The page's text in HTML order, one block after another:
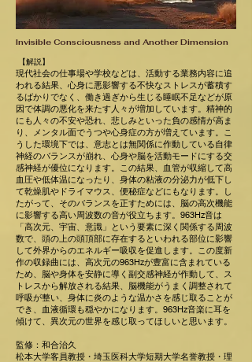
Invisible Consciousness and Another Dimension
【解説】
現代社会の仕事場や学校などは、活動する業務内容に追
われる結果、心身に悪影響する不快なストレスが蓄積す
るばかりでなく、働き過ぎから生じる睡眠不足などが原
因で体調の悪化を来たす人々が増加しています。精神的
にも人々の不安や恐れ、悲しみといった負の感情が高ま
り、メンタル面でうつや心身症の方が増えています。こ
うした環境下では、意志とは無関係に作動している自律
神経のバランスが崩れ、心身や脳を活動モードにする交
感神経が優位になります。この結果、血管が収縮して高
血圧や低体温になったり、身体の粘液の分泌力が低下し
て乾燥肌やドライマウス、便秘症などにもなります。し
たがって、そのバランスを正すためには、脳の高次機能
に影響する高い周波数の音が役立ちます。963Hz音は
「高次元、宇宙、意識」という要素に深く関係する周波
数で、頭の上の頭頂部に存在するといわれる部位に影響
して外界からのエネルギー吸収を促進します。この度新
作の収録曲には、高次元の963Hzが豊富に含まれている
ため、脳や身体を安静に導く副交感神経が作動して、ス
トレスから解放される結果、脳機能がうまく調整されて
呼吸が整い、身体に炎のような温かさを感じ取ることが
でき、血液循環も穏やかになります。963Hz音楽に耳を
傾けて、異次元の世界を感じ取ってほしいと思います。
監修：和合治久
松本大学客員教授・埼玉医科大学短期大学名誉教授・理